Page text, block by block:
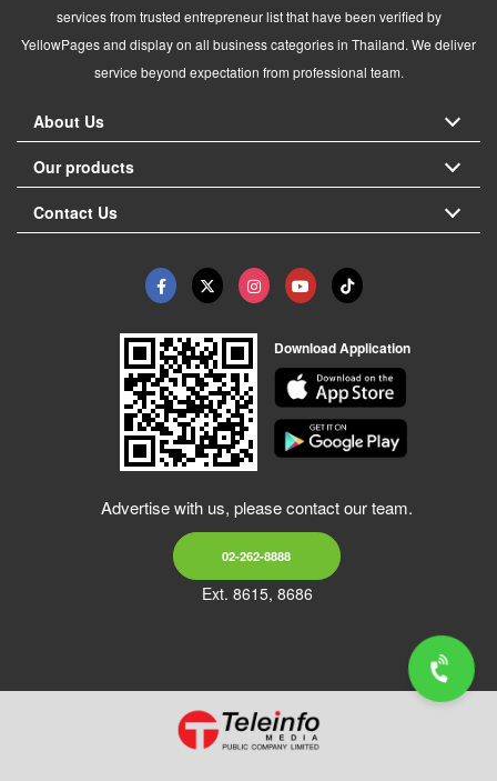
services from trusted entrepreneur list that have been verified by
YellowPages and display on all business categories in Thailand. We deliver
service beyond expectation from professional team.
About Us
Our products
Contact Us
Download Application
Advertise with us, please contact our team.
02-262-8888
Ext. 8615, 8686